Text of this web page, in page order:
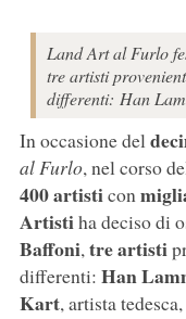
Land Art al Furlo
tre artisti
differenti: Han
In occasione del
al Furlo, nel corso
400 artisticon
Artistiha deciso di
Baffoni,tre artisti
differenti: Han
Kart, artista